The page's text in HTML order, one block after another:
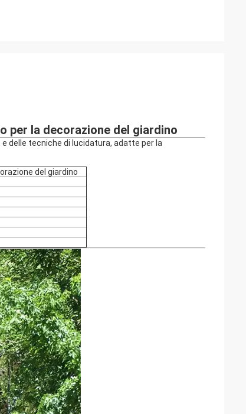
per la decorazione del giardino
delle tecniche di lucidatura, adatte per la
del giardino